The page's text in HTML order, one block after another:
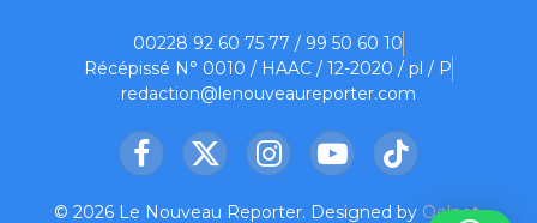
00228 92 60 75 77 / 99 50 60 10
Récépissé N° 0010 / HAAC / 12-2020 / pl / P
redaction@lenouveaureporter.com
Facebook
X
InstagramYouTubeTikTok
© 2026 Le Nouveau Reporter. Designed by Oelnet.